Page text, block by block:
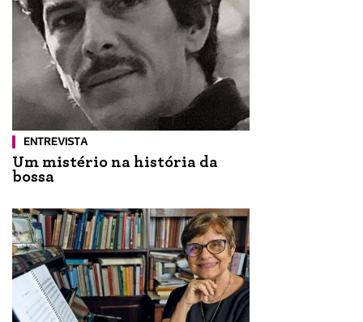
ENTREVISTA
Um mistério na história da
bossa